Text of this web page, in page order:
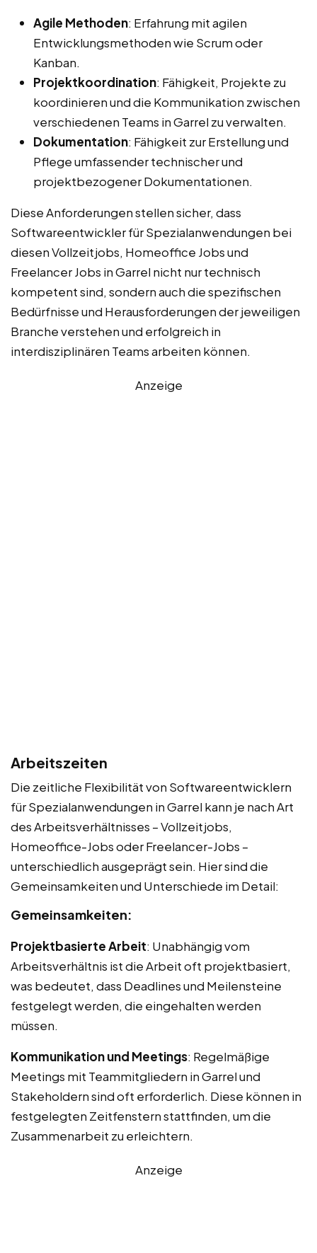
Agile Methoden: Erfahrung mit agilen
Entwicklungsmethoden wie Scrum oder
Kanban.
Projektkoordination: Fähigkeit, Projekte zu
koordinieren und die Kommunikation zwischen
verschiedenen Teams in Garrel zu verwalten.
Dokumentation: Fähigkeit zur Erstellung und
Pflege umfassender technischer und
projektbezogener Dokumentationen.
Diese Anforderungen stellen sicher, dass
Softwareentwickler für Spezialanwendungen bei
diesen Vollzeitjobs, Homeoffice Jobs und
Freelancer Jobs in Garrel nicht nur technisch
kompetent sind, sondern auch die spezifischen
Bedürfnisse und Herausforderungen der jeweiligen
Branche verstehen und erfolgreich in
interdisziplinären Teams arbeiten können.
Anzeige
Arbeitszeiten
Die zeitliche Flexibilität von Softwareentwicklern
für Spezialanwendungen in Garrel kann je nach Art
des Arbeitsverhältnisses – Vollzeitjobs,
Homeoffice-Jobs oder Freelancer-Jobs –
unterschiedlich ausgeprägt sein. Hier sind die
Gemeinsamkeiten und Unterschiede im Detail:
Gemeinsamkeiten:
Projektbasierte Arbeit: Unabhängig vom
Arbeitsverhältnis ist die Arbeit oft projektbasiert,
was bedeutet, dass Deadlines und Meilensteine
festgelegt werden, die eingehalten werden
müssen.
Kommunikation und Meetings: Regelmäßige
Meetings mit Teammitgliedern in Garrel und
Stakeholdern sind oft erforderlich. Diese können in
festgelegten Zeitfenstern stattfinden, um die
Zusammenarbeit zu erleichtern.
Anzeige